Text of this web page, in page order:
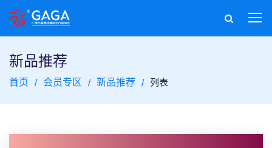
新品推荐
首页 会员专区 新品推荐 列表